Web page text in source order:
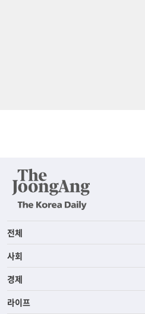
전체
사회
경제
라이프